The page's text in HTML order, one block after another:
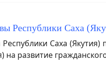
Республики Саха
Саха (Якутия)
на развитие